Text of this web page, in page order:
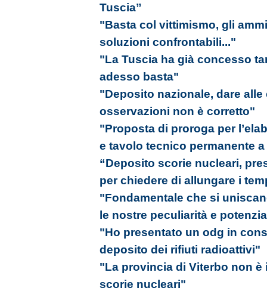
Tuscia”
"Basta col vittimismo, gli
soluzioni confrontabili..."
"La Tuscia ha già concesso
adesso basta"
"Deposito nazionale, dare
osservazioni non è corretto"
"Proposta di proroga per
e tavolo tecnico permanente
“Deposito scorie nucleari,
per chiedere di allungare i
"Fondamentale che si
le nostre peculiarità e
"Ho presentato un odg in
deposito dei rifiuti radioattivi"
"La provincia di Viterbo non
scorie nucleari"